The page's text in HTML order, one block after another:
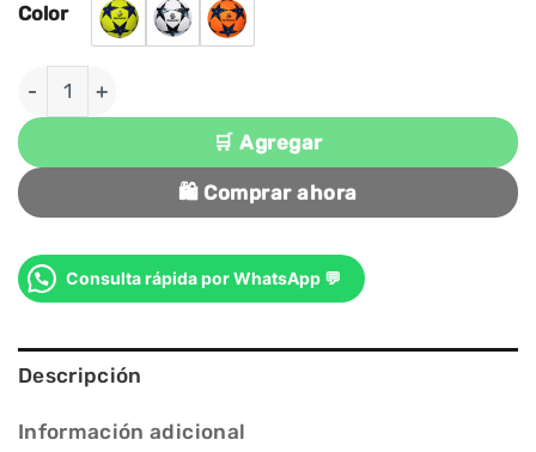
Color
PELOTA PARA FÚTBOL #5 PU THERMOSELLADO
🛒 Agregar
🛍️ Comprar ahora
Consulta rápida por WhatsApp 💬
Descripción
Información adicional